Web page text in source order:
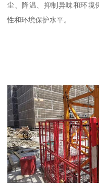
尘、降温、抑制异味和环境
性和环境保护水平。